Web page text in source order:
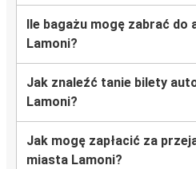
Ile bagażu mogę zabrać
Lamoni?
Jak znaleźć tanie bilety
Lamoni?
Jak mogę zapłacić za
miasta Lamoni?